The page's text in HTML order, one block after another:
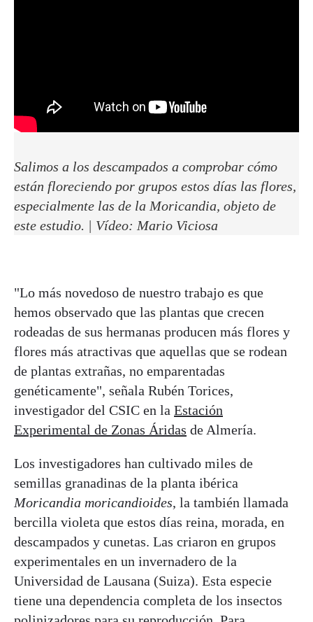
Salimos a los descampados a comprobar cómo
están floreciendo por grupos estos días las flores,
especialmente las de la Moricandia, objeto de
este estudio. | Vídeo: Mario Viciosa
"Lo más novedoso de nuestro trabajo es que
hemos observado que las plantas que crecen
rodeadas de sus hermanas producen más flores y
flores más atractivas que aquellas que se rodean
de plantas extrañas, no emparentadas
genéticamente", señala Rubén Torices,
investigador del CSIC en la Estación
Experimental de Zonas Áridas de Almería.
Los investigadores han cultivado miles de
semillas granadinas de la planta ibérica
Moricandia moricandioides, la también llamada
bercilla violeta que estos días reina, morada, en
descampados y cunetas. Las criaron en grupos
experimentales en un invernadero de la
Universidad de Lausana (Suiza). Esta especie
tiene una dependencia completa de los insectos